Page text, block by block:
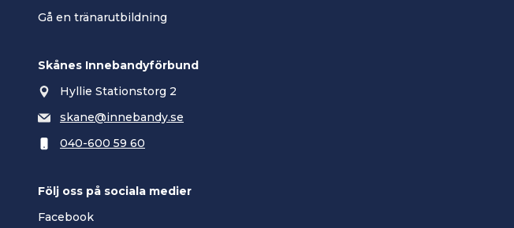
Gå en tränarutbildning
Skånes Innebandyförbund
Hyllie Stationstorg 2
skane@innebandy.se
040-600 59 60
Följ oss på sociala medier
Facebook